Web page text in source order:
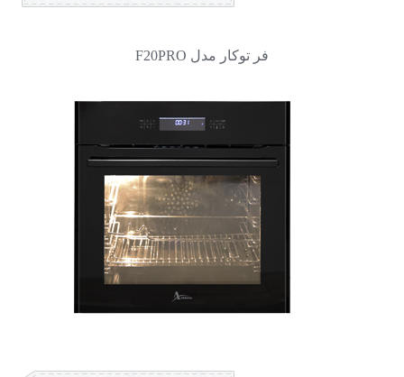
فر توکار مدل F20PRO